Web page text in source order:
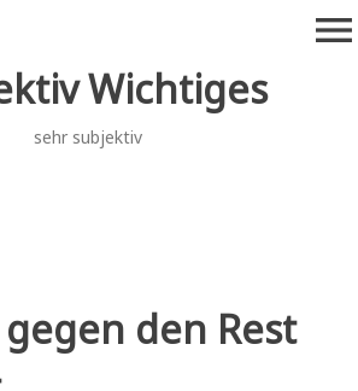
Wichtiges
sehr subjektiv
menu
den Rest